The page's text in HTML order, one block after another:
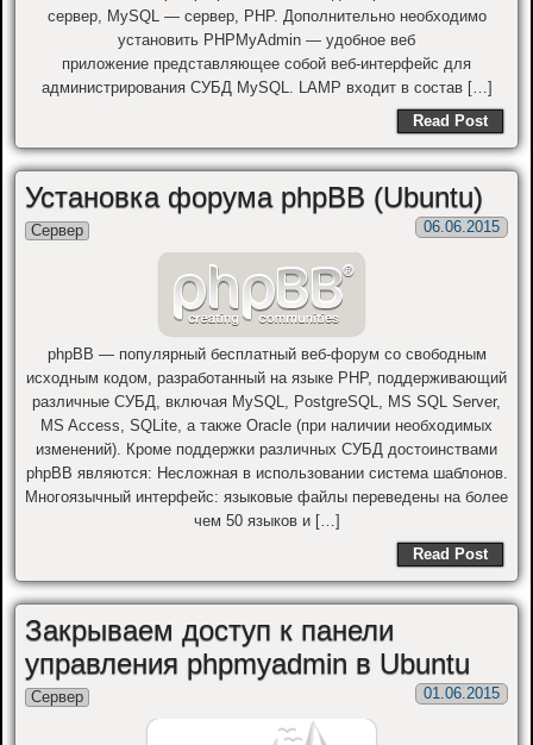
сервер, MySQL — сервер, PHP. Дополнительно необходимо
установить PHPMyAdmin — удобное веб
приложение представляющее собой веб-интерфейс для
администрирования СУБД MySQL. LAMP входит в состав […]
Read Post
Установка форума phpBB (Ubuntu)
06.06.2015
Сервер
phpBB — популярный бесплатный веб-форум со свободным
исходным кодом, разработанный на языке PHP, поддерживающий
различные СУБД, включая MySQL, PostgreSQL, MS SQL Server,
MS Access, SQLite, а также Oracle (при наличии необходимых
изменений). Кроме поддержки различных СУБД достоинствами
phpBB являются: Несложная в использовании система шаблонов.
Многоязычный интерфейс: языковые файлы переведены на более
чем 50 языков и […]
Read Post
Закрываем доступ к панели
управления phpmyadmin в Ubuntu
01.06.2015
Сервер